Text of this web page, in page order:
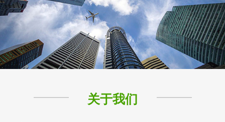
关于我们